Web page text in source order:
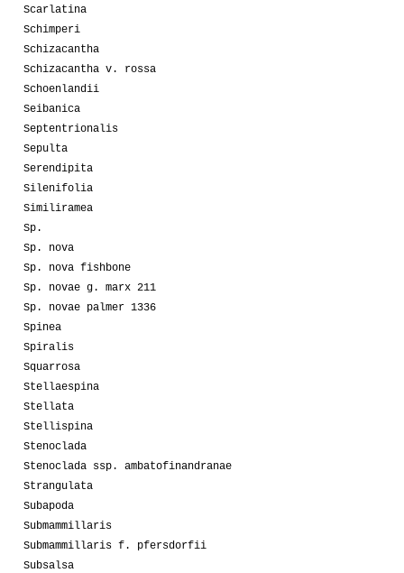
Scarlatina
Schimperi
Schizacantha
Schizacantha v. rossa
Schoenlandii
Seibanica
Septentrionalis
Sepulta
Serendipita
Silenifolia
Similiramea
Sp.
Sp. nova
Sp. nova fishbone
Sp. novae g. marx 211
Sp. novae palmer 1336
Spinea
Spiralis
Squarrosa
Stellaespina
Stellata
Stellispina
Stenoclada
Stenoclada ssp. ambatofinandranae
Strangulata
Subapoda
Submammillaris
Submammillaris f. pfersdorfii
Subsalsa